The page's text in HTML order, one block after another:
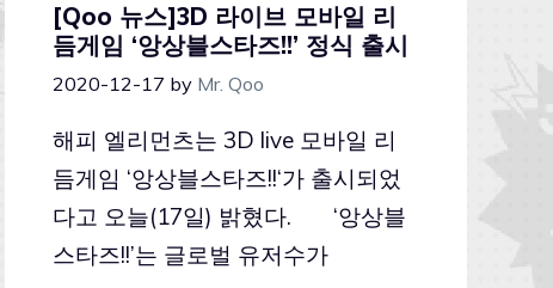
[Qoo 뉴스]3D 라이브 모바일 리
듬게임 ‘앙상블스타즈!!’ 정식 출시
2020-12-17 by Mr. Qoo
해피 엘리먼츠는 3D live 모바일 리
듬게임 ‘앙상블스타즈!!‘가 출시되었
다고 오늘(17일) 밝혔다. ‘앙상블
스타즈!!’는 글로벌 유저수가